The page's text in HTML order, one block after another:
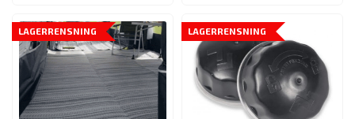
LAGERRENSNING LAGERRENSNING